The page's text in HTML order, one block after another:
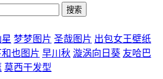
梦梦图片 圣哉图片 出包女王壁纸
也图片 早川秋 漩涡向日葵 友哈巴
莫西干发型